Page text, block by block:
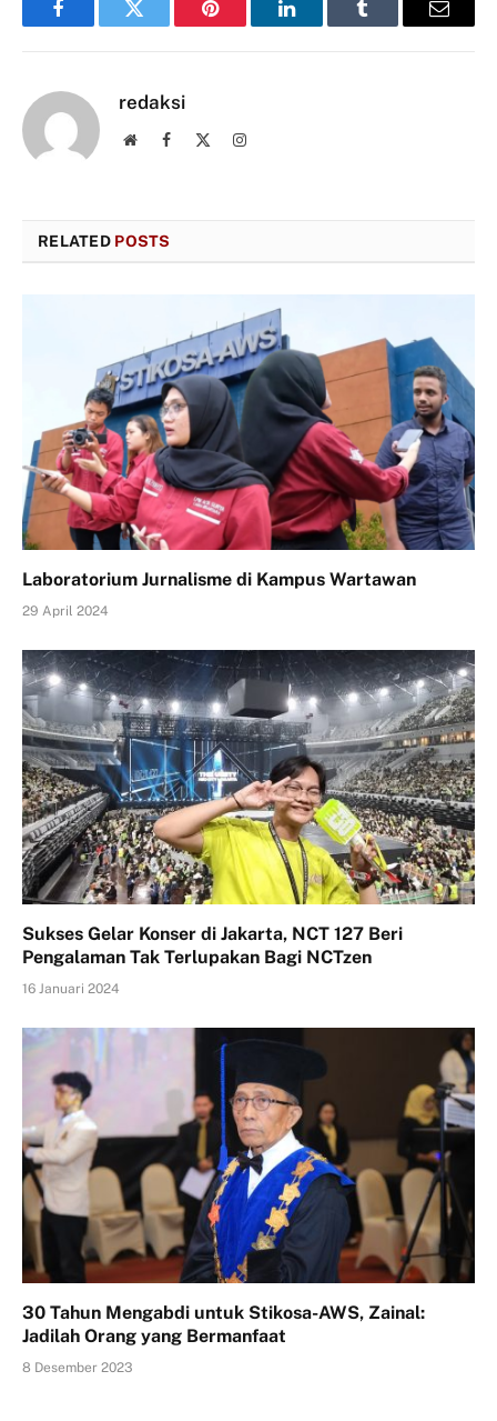
FacebookTwitter Pinterest LinkedInTumblr Email
redaksi
WebsiteFacebook Instagram
RELATED POSTS
Laboratorium Jurnalisme di Kampus Wartawan
29 April 2024
Sukses Gelar Konser di Jakarta, NCT 127 Beri
Pengalaman Tak Terlupakan Bagi NCTzen
16 Januari 2024
30 Tahun Mengabdi untuk Stikosa-AWS, Zainal:
Jadilah Orang yang Bermanfaat
8 Desember 2023